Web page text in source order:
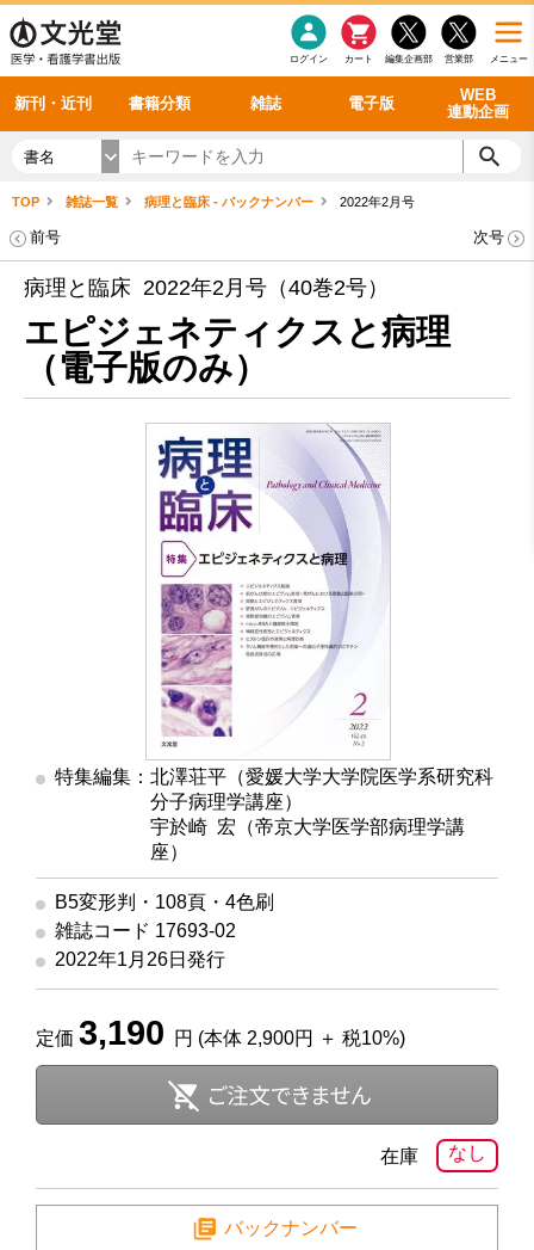
メニュー
営業部
編集企画部
カート
ログイン
新刊・近刊 書籍分類 雑誌 電子版
WEB
連動企画
感染症 老年医学
看護・介護
呼吸器
循環器
シリーズ一覧
雑誌投稿規定
理学療法
雑誌案内・年間購読 最新号 バックナンバー
電子書籍
電子雑誌
書籍「データに基づく臨床動作分析」WEB動画
書籍「眼手術学」WEB動画
書籍「神経症候学 II 改訂第二版」 WEB動画
新刊一覧
今後の発行予定
書名
TOP 雑誌一覧 病理と臨床 - バックナンバー 2022年2月号
前号 次号
病理と臨床 2022年2月号（40巻2号）
エピジェネティクスと病理
（電子版のみ）
特集編集：北澤荘平（愛媛大学大学院医学系研究科
分子病理学講座）
宇於崎 宏（帝京大学医学部病理学講
座）
B5変形判・108頁・4色刷
雑誌コード 17693-02
2022年1月26日発行
定価 3,190 円 (本体 2,900円 ＋ 税10%)
なし
在庫
バックナンバー